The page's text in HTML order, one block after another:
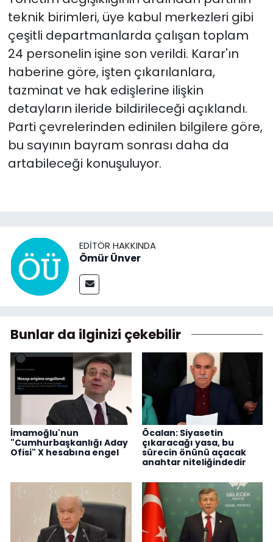
teknik birimleri, üye kabul merkezleri gibi
çeşitli departmanlarda çalışan toplam
24 personelin işine son verildi. Karar'ın
haberine göre, işten çıkarılanlara,
tazminat ve hak edişlerine ilişkin
detayların ileride bildirileceği açıklandı.
Parti çevrelerinden edinilen bilgilere göre,
bu sayının bayram sonrası daha da
artabileceği konuşuluyor.
EDITÖR HAKKINDA
Ömür Ünver
Bunlar da ilginizi çekebilir
İmamoğlu'nun
"Cumhurbaşkanlığı Aday
Ofisi" X hesabına engel
Öcalan: Siyasetin
çıkaracağı yasa, bu
sürecin önünü açacak
anahtar niteliğindedir